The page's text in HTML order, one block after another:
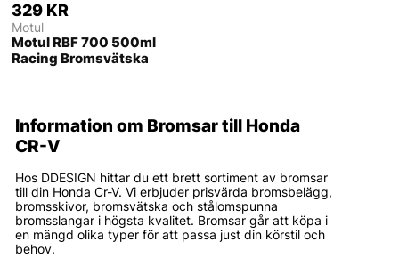
329 KR
Motul
Motul RBF 700 500ml
Racing Bromsvätska
Information om Bromsar till Honda
CR-V
Hos DDESIGN hittar du ett brett sortiment av bromsar
till din Honda Cr-V. Vi erbjuder prisvärda bromsbelägg,
bromsskivor, bromsvätska och stålomspunna
bromsslangar i högsta kvalitet. Bromsar går att köpa i
en mängd olika typer för att passa just din körstil och
behov.